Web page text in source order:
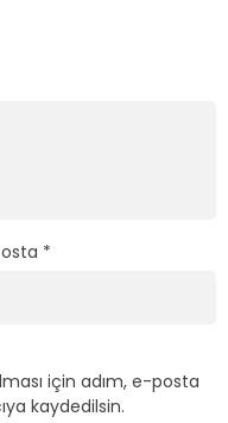
*
için adım, e-posta
kaydedilsin.